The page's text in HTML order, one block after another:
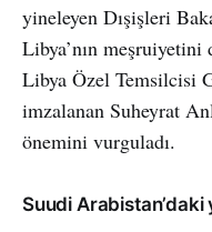
yineleyen Dışişleri
Libya’nın
Libya Özel Temsilcisi
imzalanan Suheyrat
önemini vurguladı.
Suudi